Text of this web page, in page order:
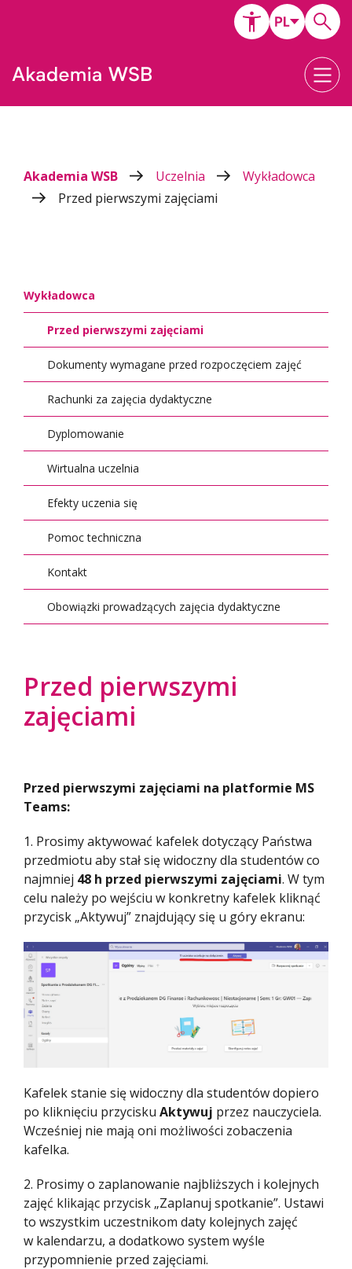
Akademia WSB Uczelnia
Wykładowca
Przed pierwszymi zajęciami
Wykładowca
Przed pierwszymi zajęciami
Dokumenty wymagane przed rozpoczęciem zajęć
Rachunki za zajęcia dydaktyczne
Dyplomowanie
Wirtualna uczelnia
Efekty uczenia się
Pomoc techniczna
Kontakt
Obowiązki prowadzących zajęcia dydaktyczne
Przed pierwszymi
zajęciami
Przed pierwszymi zajęciami na platformie MS
Teams:
1. Prosimy aktywować kafelek dotyczący Państwa
przedmiotu aby stał się widoczny dla studentów co
najmniej 48 h przed pierwszymi zajęciami. W tym
celu należy po wejściu w konkretny kafelek kliknąć
przycisk „Aktywuj” znajdujący się u góry ekranu:
Kafelek stanie się widoczny dla studentów dopiero
po kliknięciu przycisku Aktywuj przez nauczyciela.
Wcześniej nie mają oni możliwości zobaczenia
kafelka.
2. Prosimy o zaplanowanie najbliższych i kolejnych
zajęć klikając przycisk „Zaplanuj spotkanie”. Ustawi
to wszystkim uczestnikom daty kolejnych zajęć
w kalendarzu, a dodatkowo system wyśle
przypomnienie przed zajęciami.